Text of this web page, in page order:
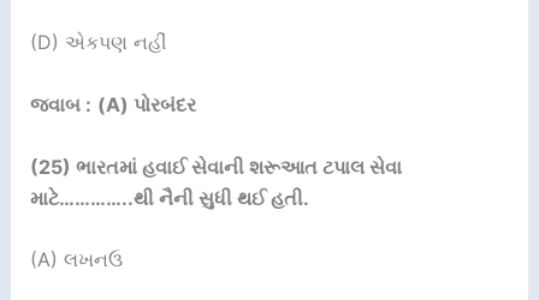
(D) એકપણ નહીં
જવાબ : (A) પોરબંદર
(25) ભારતમાં હવાઈ સેવાની શરૂઆત ટપાલ સેવા
માટે…………..થી નૈની સુધી થઈ હતી.
(A) લખનઉ